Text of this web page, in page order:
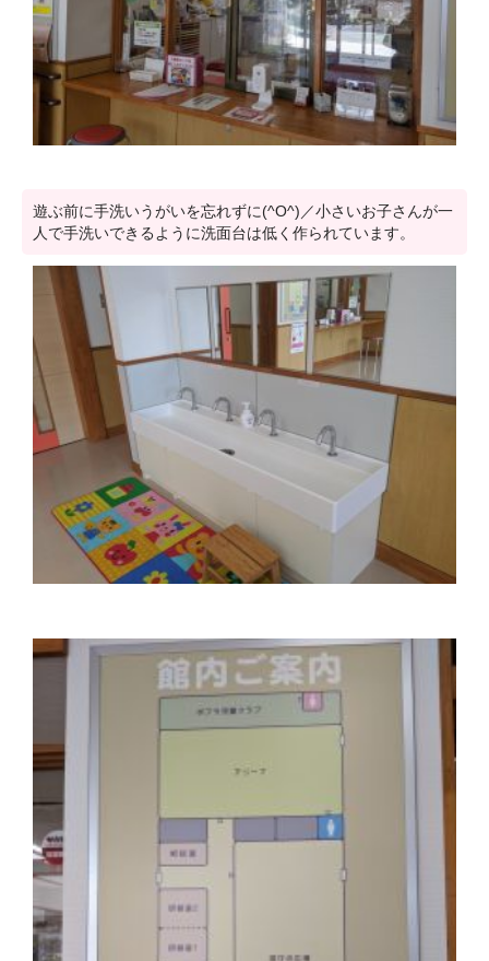
遊ぶ前に手洗いうがいを忘れずに(^O^)／小さいお子さんが一
人で手洗いできるように洗面台は低く作られています。